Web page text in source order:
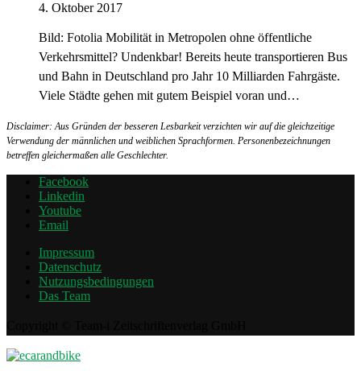
4. Oktober 2017
Bild: Fotolia Mobilität in Metropolen ohne öffentliche
Verkehrsmittel? Undenkbar! Bereits heute transportieren Bus
und Bahn in Deutschland pro Jahr 10 Milliarden Fahrgäste.
Viele Städte gehen mit gutem Beispiel voran und…
Disclaimer: Aus Gründen der besseren Lesbarkeit verzichten wir auf die gleichzeitige
Verwendung der männlichen und weiblichen Sprachformen. Personenbezeichnungen
betreffen gleichermaßen alle Geschlechter.
Facebook
Linkedin
Youtube
Email
Impressum
Datenschutz
Nutzungsbedingungen
Das Team